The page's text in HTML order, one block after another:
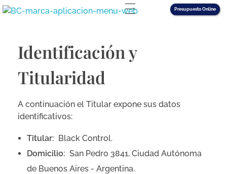
Presupuesto Online
Identificación y
Titularidad
A continuación el Titular expone sus datos
identificativos:
Titular: Black Control.
Domicilio: San Pedro 3841, Ciudad Autónoma
de Buenos Aires - Argentina.